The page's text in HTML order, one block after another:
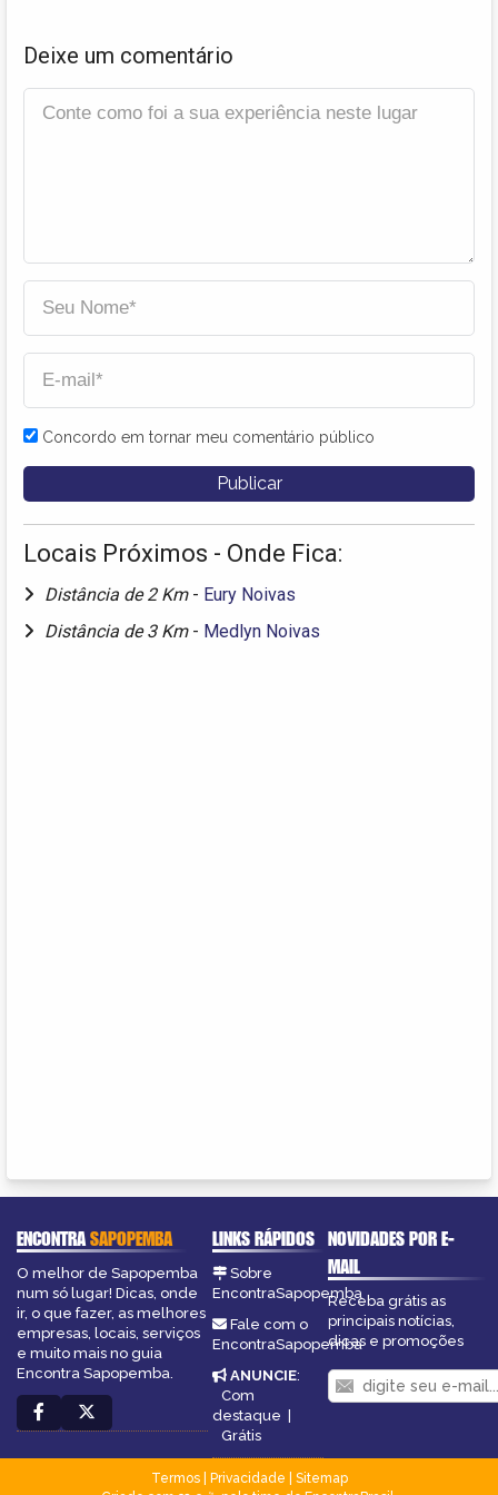
Deixe um comentário
Concordo em tornar meu comentário público
Locais Próximos - Onde Fica:
Distância de 2 Km - Eury Noivas
Distância de 3 Km - Medlyn Noivas
ENCONTRASAPOPEMBA
O melhor de Sapopemba
num só lugar! Dicas, onde
ir, o que fazer, as melhores
empresas, locais, serviços
e muito mais no guia
Encontra Sapopemba.
LINKS RÁPIDOS
Sobre
EncontraSapopemba
Fale com o
EncontraSapopemba
ANUNCIE:
Com
destaque
Grátis
NOVIDADES POR E-
MAIL
Receba grátis as
principais notícias,
dicas e promoções
Termos| Privacidade
Sitemap